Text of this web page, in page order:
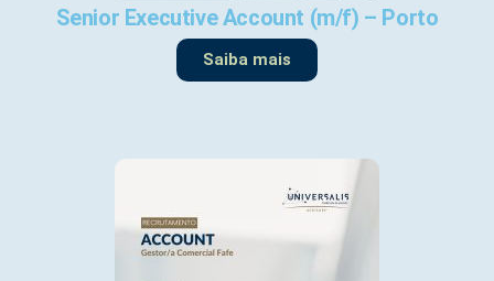
Senior Executive Account (m/f) – Porto
Saiba mais